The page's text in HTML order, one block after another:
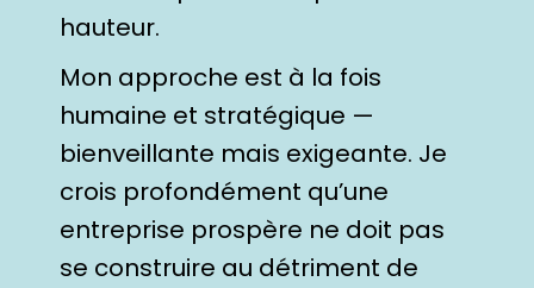
hauteur.
Mon approche est à la fois
humaine et stratégique —
bienveillante mais exigeante. Je
crois profondément qu’une
entreprise prospère ne doit pas
se construire au détriment de